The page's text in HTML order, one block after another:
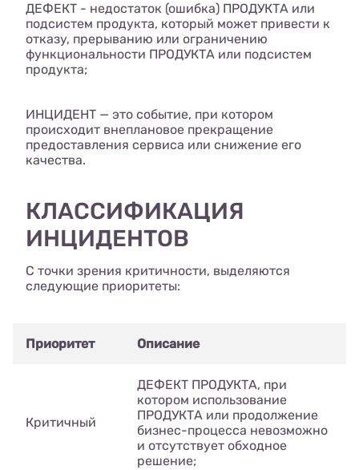
ДЕФЕКТ - недостаток (ошибка) ПРОДУКТА или
подсистем продукта, который может привести к
отказу, прерыванию или ограничению
функциональности ПРОДУКТА или подсистем
продукта;
ИНЦИДЕНТ — это событие, при котором
происходит внеплановое прекращение
предоставления сервиса или снижение его
качества.
КЛАССИФИКАЦИЯ
ИНЦИДЕНТОВ
С точки зрения критичности, выделяются
следующие приоритеты:
Приоритет Описание
Критичный
ДЕФЕКТ ПРОДУКТА, при
котором использование
ПРОДУКТА или продолжение
бизнес-процесса невозможно
и отсутствует обходное
решение;